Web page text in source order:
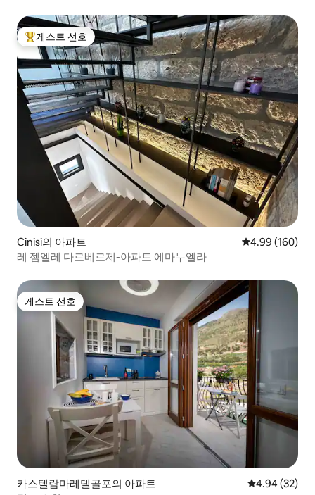
상위 게스트 선호
게스트 선호
Cinisi의 아파트 평점 4.99점(5
4.99 (160)
레 젬엘레 다르베르제-아파트 에마누엘라
게스트 선호
게스트 선호
카스텔람마레델골포의 아파트 평점 4.94점(5
4.94 (32)